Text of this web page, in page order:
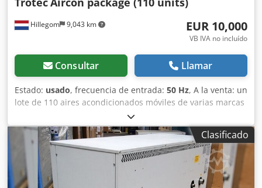
Hillegom 9,043 km EUR 10,000
VB IVA no incluído
Consultar Llamar
Estado: usado, frecuencia de entrada: 50 Hz, A la venta: un
lote de 110 aires acondicionados móviles de varias marcas
y modelos. Resumen de los modelos incluidos en este lote:
Portable 51QPD12N7S – 58 unidades Amcor PCMB 12KE-
410 – 21 unidades Chodpfx Ajyuyxusi Ioa Midea MPK-
10CEN2 – 18 unidades PAC 2600 – 11 unidades Gree KYD-
32Na/D – 2 unidades Total: 110 unidades Este lote se
vende en su totalidad. No dude en contactarnos para más
Clasificado